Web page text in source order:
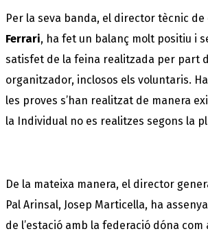
Per la seva banda, el director tècnic de
Ferrari, ha fet un balanç molt positiu i
satisfet de la feina realitzada per part
organitzador, inclosos els voluntaris.
les proves s’han realitzat de manera
la Individual no es realitzes segons la
De la mateixa manera, el director
Pal Arinsal, Josep Marticella, ha
de l’estació amb la federació dóna